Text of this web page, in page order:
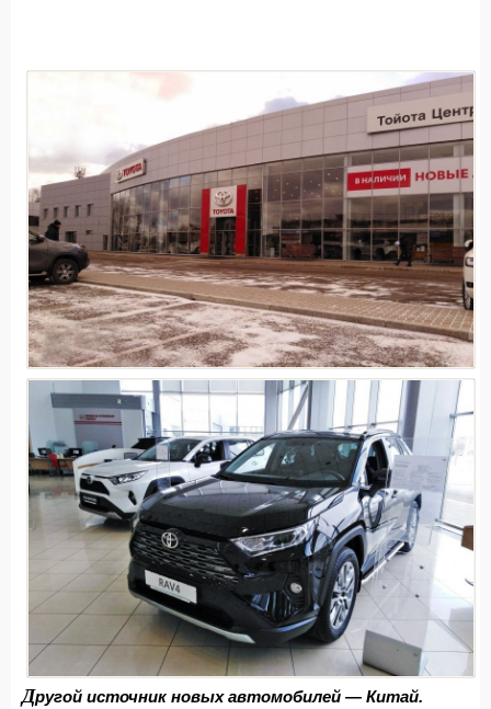
Другой источник новых автомобилей — Китай.